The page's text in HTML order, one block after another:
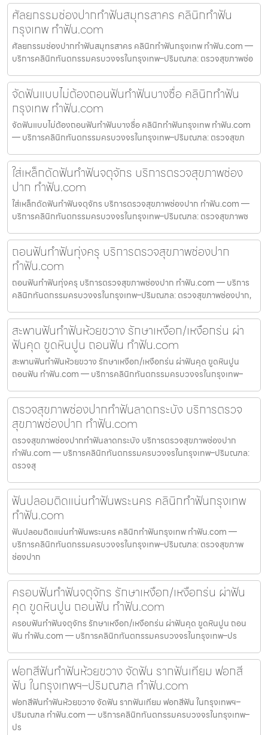
ศัลยกรรมช่องปากทำฟันสมุทรสาคร คลินิกทำฟัน
กรุงเทพ ทำฟัน.com
ศัลยกรรมช่องปากทำฟันสมุทรสาคร คลินิกทำฟันกรุงเทพ ทำฟัน.com —
บริการคลินิกทันตกรรมครบวงจรในกรุงเทพ–ปริมณฑล: ตรวจสุขภาพช่อ
จัดฟันแบบไม่ต้องถอนฟันทำฟันบางซื่อ คลินิกทำฟัน
กรุงเทพ ทำฟัน.com
จัดฟันแบบไม่ต้องถอนฟันทำฟันบางซื่อ คลินิกทำฟันกรุงเทพ ทำฟัน.com
— บริการคลินิกทันตกรรมครบวงจรในกรุงเทพ–ปริมณฑล: ตรวจสุขภ
ใส่เหล็กดัดฟันทำฟันจตุจักร บริการตรวจสุขภาพช่อง
ปาก ทำฟัน.com
ใส่เหล็กดัดฟันทำฟันจตุจักร บริการตรวจสุขภาพช่องปาก ทำฟัน.com —
บริการคลินิกทันตกรรมครบวงจรในกรุงเทพ–ปริมณฑล: ตรวจสุขภาพช
ถอนฟันทำฟันทุ่งครุ บริการตรวจสุขภาพช่องปาก
ทำฟัน.com
ถอนฟันทำฟันทุ่งครุ บริการตรวจสุขภาพช่องปาก ทำฟัน.com — บริการ
คลินิกทันตกรรมครบวงจรในกรุงเทพ–ปริมณฑล: ตรวจสุขภาพช่องปาก,
สะพานฟันทำฟันห้วยขวาง รักษาเหงือก/เหงือกร่น ผ่า
ฟันคุด ขูดหินปูน ถอนฟัน ทำฟัน.com
สะพานฟันทำฟันห้วยขวาง รักษาเหงือก/เหงือกร่น ผ่าฟันคุด ขูดหินปูน
ถอนฟัน ทำฟัน.com — บริการคลินิกทันตกรรมครบวงจรในกรุงเทพ–
ตรวจสุขภาพช่องปากทำฟันลาดกระบัง บริการตรวจ
สุขภาพช่องปาก ทำฟัน.com
ตรวจสุขภาพช่องปากทำฟันลาดกระบัง บริการตรวจสุขภาพช่องปาก
ทำฟัน.com — บริการคลินิกทันตกรรมครบวงจรในกรุงเทพ–ปริมณฑล:
ตรวจสุ
ฟันปลอมติดแน่นทำฟันพระนคร คลินิกทำฟันกรุงเทพ
ทำฟัน.com
ฟันปลอมติดแน่นทำฟันพระนคร คลินิกทำฟันกรุงเทพ ทำฟัน.com —
บริการคลินิกทันตกรรมครบวงจรในกรุงเทพ–ปริมณฑล: ตรวจสุขภาพ
ช่องปาก
ครอบฟันทำฟันจตุจักร รักษาเหงือก/เหงือกร่น ผ่าฟัน
คุด ขูดหินปูน ถอนฟัน ทำฟัน.com
ครอบฟันทำฟันจตุจักร รักษาเหงือก/เหงือกร่น ผ่าฟันคุด ขูดหินปูน ถอน
ฟัน ทำฟัน.com — บริการคลินิกทันตกรรมครบวงจรในกรุงเทพ–ปร
ฟอกสีฟันทำฟันห้วยขวาง จัดฟัน รากฟันเทียม ฟอกสี
ฟัน ในกรุงเทพฯ–ปริมณฑล ทำฟัน.com
ฟอกสีฟันทำฟันห้วยขวาง จัดฟัน รากฟันเทียม ฟอกสีฟัน ในกรุงเทพฯ–
ปริมณฑล ทำฟัน.com — บริการคลินิกทันตกรรมครบวงจรในกรุงเทพ–
ปร